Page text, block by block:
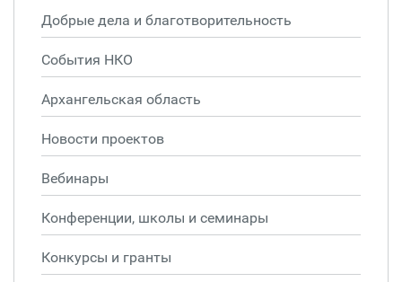
Добрые дела и благотворительность
События НКО
Архангельская область
Новости проектов
Вебинары
Конференции, школы и семинары
Конкурсы и гранты